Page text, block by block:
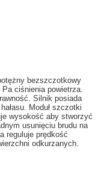
bezszczotkowy
Pa ciśnienia powietrza.
. Silnik posiada
Moduł szczotki
wysokość aby stworzyć
usunięciu brudu na
reguluje prędkość
odkurzanych.